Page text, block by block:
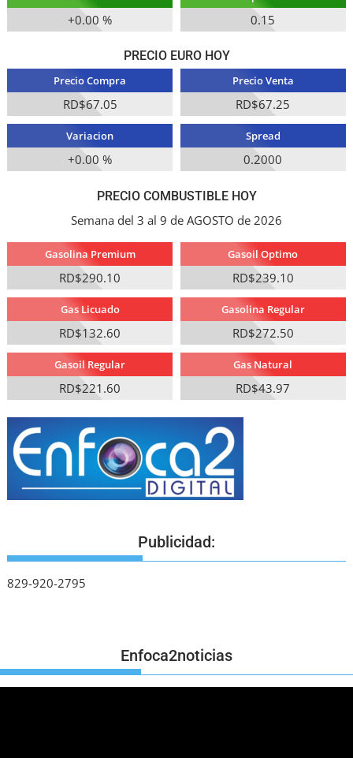
+0.00 % 0.15
PRECIO EURO HOY
Precio Compra
RD$67.05
Precio Venta
RD$67.25
Variacion
+0.00 %
Spread
0.2000
PRECIO COMBUSTIBLE HOY
Semana del 3 al 9 de AGOSTO de 2026
Gasolina Premium
RD$290.10
Gasoil Optimo
RD$239.10
Gas Licuado
RD$132.60
Gasolina Regular
RD$272.50
Gasoil Regular
RD$221.60
Gas Natural
RD$43.97
Publicidad:
829-920-2795
Enfoca2noticias